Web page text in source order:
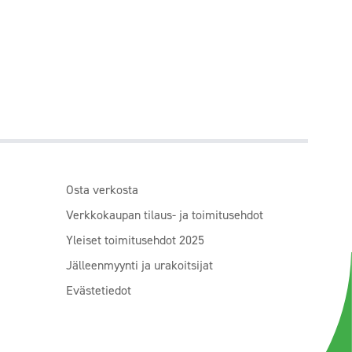
Osta verkosta
Verkkokaupan tilaus- ja toimitusehdot
Yleiset toimitusehdot 2025
Jälleenmyynti ja urakoitsijat
Evästetiedot